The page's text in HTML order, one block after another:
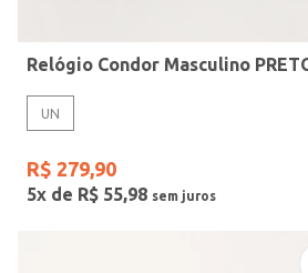
Relógio Condor Masculino
UN
R$ 279,90
5x de R$ 55,98